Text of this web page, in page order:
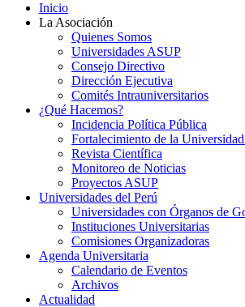
Inicio
La Asociación
Quienes Somos
Universidades ASUP
Consejo Directivo
Dirección Ejecutiva
Comités Intrauniversitarios
¿Qué Hacemos?
Incidencia Política Pública
Fortalecimiento de la Universidad
Revista Científica
Monitoreo de Noticias
Proyectos ASUP
Universidades del Perú
Universidades con Órganos de
Instituciones Universitarias
Comisiones Organizadoras
Agenda Universitaria
Calendario de Eventos
Archivos
Actualidad